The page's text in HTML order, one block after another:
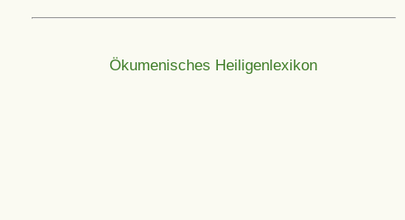
Ökumenisches Heiligenlexikon